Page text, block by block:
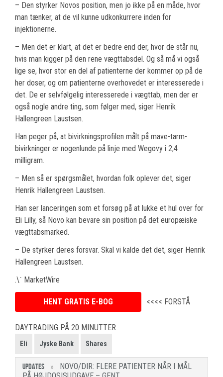
– Den styrker Novos position, men jo ikke på en måde, hvor
man tænker, at de vil kunne udkonkurrere inden for
injektionerne.
– Men det er klart, at det er bedre end der, hvor de står nu,
hvis man kigger på den rene vægttabsdel. Og så må vi også
lige se, hvor stor en del af patienterne der kommer op på de
her doser, og om patienterne overhovedet er interesserede i
det. De er selvfølgelig interesserede i vægttab, men der er
også nogle andre ting, som følger med, siger Henrik
Hallengreen Laustsen.
Han peger på, at bivirkningsprofilen målt på mave-tarm-
bivirkninger er nogenlunde på linje med Wegovy i 2,4
milligram.
– Men så er spørgsmålet, hvordan folk oplever det, siger
Henrik Hallengreen Laustsen.
Han ser lanceringen som et forsøg på at lukke et hul over for
Eli Lilly, så Novo kan bevare sin position på det europæiske
vægttabsmarked.
– De styrker deres forsvar. Skal vi kalde det det, siger Henrik
Hallengreen Laustsen.
.\˙ MarketWire
HENT GRATIS E-BOG <<<< FORSTÅ
DAYTRADING PÅ 20 MINUTTER
Eli Jyske Bank Shares
UPDATES
NOVO/DIR: FLERE PATIENTER NÅR I MÅL